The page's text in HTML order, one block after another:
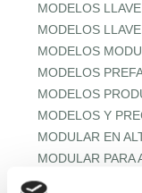
MODELOS
MODELOS
MODELOS
MODELOS
MODELOS
MODELOS Y
MODULAR EN
MODULAR PARA
MODULAR